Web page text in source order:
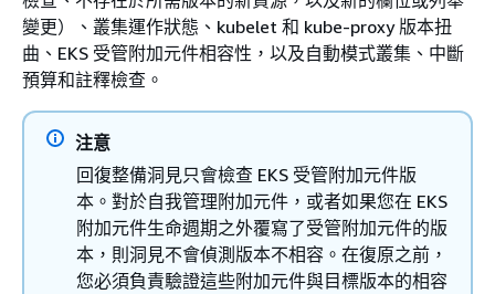
變更）、叢集運作狀態、kubelet 和 kube-proxy 版本扭
曲、EKS 受管附加元件相容性，以及自動模式叢集、中斷
預算和註釋檢查。
注意
回復整備洞見只會檢查 EKS 受管附加元件版
本。對於自我管理附加元件，或者如果您在 EKS
附加元件生命週期之外覆寫了受管附加元件的版
本，則洞見不會偵測版本不相容。在復原之前，
您必須負責驗證這些附加元件與目標版本的相容